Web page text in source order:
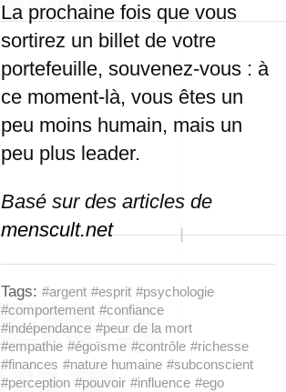
La prochaine fois que vous
sortirez un billet de votre
portefeuille, souvenez-vous : à
ce moment-là, vous êtes un
peu moins humain, mais un
peu plus leader.
Basé sur des articles de
menscult.net
Tags: #argent #esprit #psychologie
#comportement #confiance
#indépendance #peur de la mort
#empathie #égoïsme #contrôle #richesse
#finances #nature humaine #subconscient
#perception #pouvoir #influence #ego